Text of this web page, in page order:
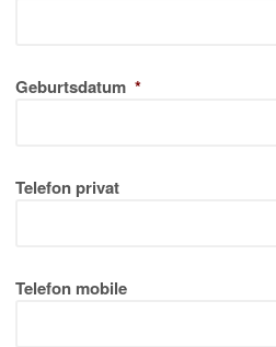
Geburtsdatum *
Telefon privat
Telefon mobile